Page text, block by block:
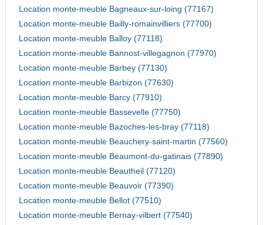
Location monte-meuble Bagneaux-sur-loing (77167)
Location monte-meuble Bailly-romainvilliers (77700)
Location monte-meuble Balloy (77118)
Location monte-meuble Bannost-villegagnon (77970)
Location monte-meuble Barbey (77130)
Location monte-meuble Barbizon (77630)
Location monte-meuble Barcy (77910)
Location monte-meuble Bassevelle (77750)
Location monte-meuble Bazoches-les-bray (77118)
Location monte-meuble Beauchery-saint-martin (77560)
Location monte-meuble Beaumont-du-gatinais (77890)
Location monte-meuble Beautheil (77120)
Location monte-meuble Beauvoir (77390)
Location monte-meuble Bellot (77510)
Location monte-meuble Bernay-vilbert (77540)